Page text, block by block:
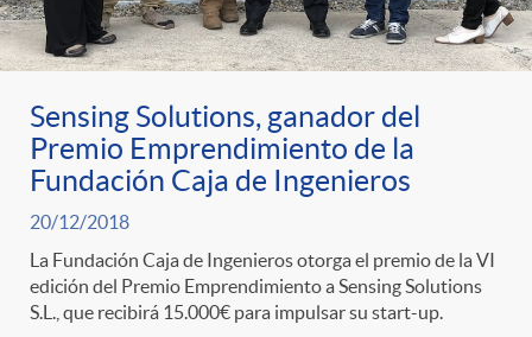
F
i
t
o
n
t
e
Sensing Solutions, ganador del
Premio Emprendimiento de la
Fundación Caja de Ingenieros
20/12/2018
La Fundación Caja de Ingenieros otorga el premio de la VI
edición del Premio Emprendimiento a Sensing Solutions
S.L., que recibirá 15.000€ para impulsar su start-up.